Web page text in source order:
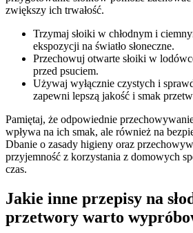
zwiększy ich trwałość.
Trzymaj słoiki w chłodnym i
ekspozycji na światło słoneczne.
Przechowuj otwarte słoiki w
przed psuciem.
Używaj wyłącznie czystych i
zapewni lepszą jakość i smak
Pamiętaj, że odpowiednie
wpływa na ich smak, ale również na
Dbanie o zasady higieny oraz
przyjemność z korzystania z domowych
czas.
Jakie inne przepisy na
przetwory warto